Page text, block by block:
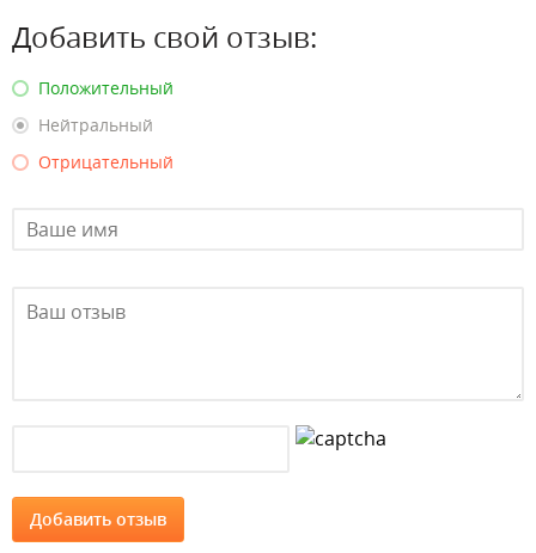
Добавить свой отзыв:
Положительный
Нейтральный
Отрицательный